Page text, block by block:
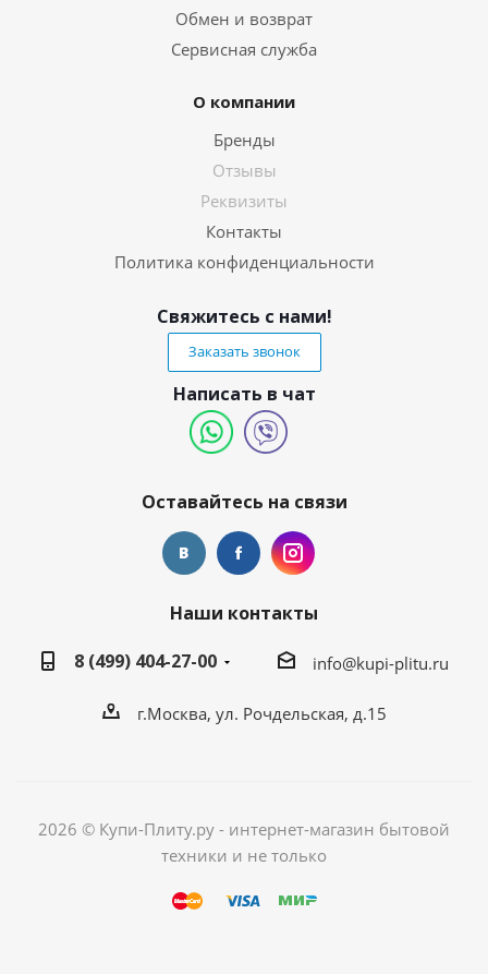
Обмен и возврат
Сервисная служба
О компании
Бренды
Отзывы
Реквизиты
Контакты
Политика конфиденциальности
Свяжитесь с нами!
Заказать звонок
Написать в чат
Оставайтесь на связи
Наши контакты
8 (499) 404-27-00
info@kupi-plitu.ru
г.Москва, ул. Рочдельская, д.15
2026 © Купи-Плиту.ру - интернет-магазин бытовой
техники и не только